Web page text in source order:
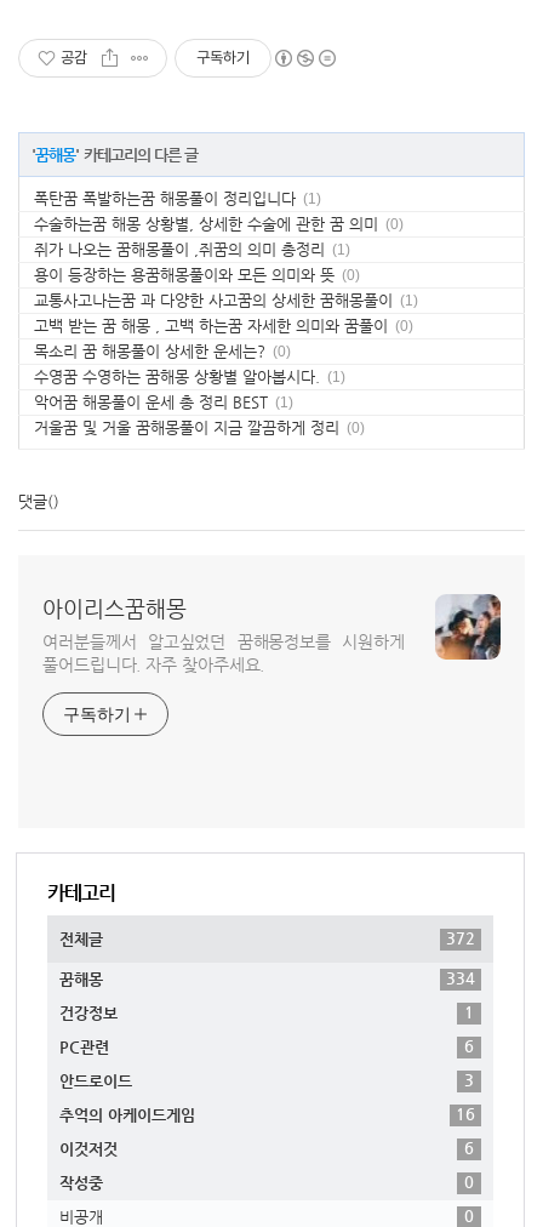
공감 구독하기
'꿈해몽' 카테고리의 다른 글
폭탄꿈 폭발하는꿈 해몽풀이 정리입니다 (1)
수술하는꿈 해몽 상황별, 상세한 수술에 관한 꿈 의미 (0)
쥐가 나오는 꿈해몽풀이 ,쥐꿈의 의미 총정리 (1)
용이 등장하는 용꿈해몽풀이와 모든 의미와 뜻 (0)
교통사고나는꿈 과 다양한 사고꿈의 상세한 꿈해몽풀이 (1)
고백 받는 꿈 해몽 , 고백 하는꿈 자세한 의미와 꿈풀이 (0)
목소리 꿈 해몽풀이 상세한 운세는? (0)
수영꿈 수영하는 꿈해몽 상황별 알아봅시다. (1)
악어꿈 해몽풀이 운세 총 정리 BEST (1)
거울꿈 및 거울 꿈해몽풀이 지금 깔끔하게 정리 (0)
댓글()
아이리스꿈해몽
여러분들께서 알고싶었던 꿈해몽정보를 시원하게
풀어드립니다. 자주 찾아주세요.
구독하기
카테고리
전체글 372
꿈해몽
334
건강정보
1
PC관련
6
안드로이드
3
추억의 아케이드게임
16
이것저것
6
작성중
0
비공개
0